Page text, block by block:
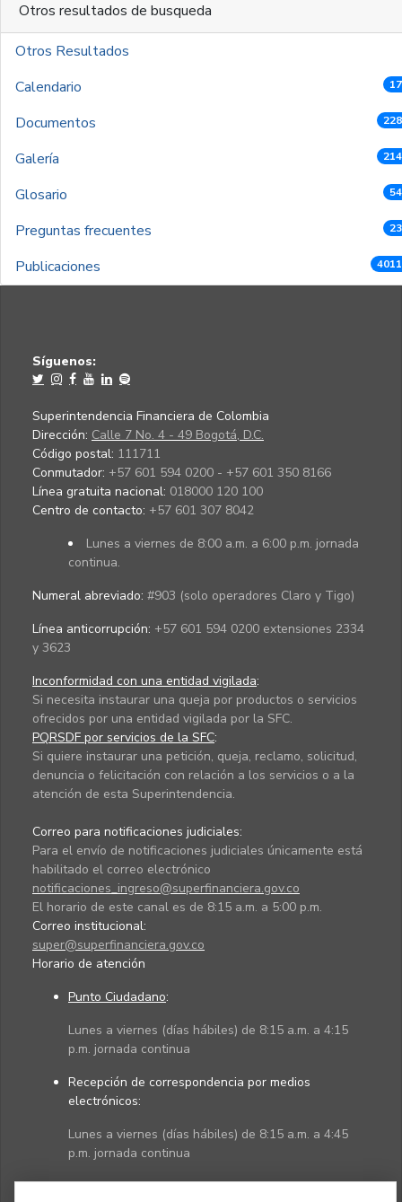
Otros resultados de busqueda
Otros Resultados
Calendario
Documentos
Galería
Glosario
Preguntas frecuentes
Publicaciones
Síguenos:
Superintendencia Financiera de Colombia
Dirección: Calle 7 No. 4 - 49 Bogotá, D.C.
Código postal: 111711
Conmutador: +57 601 594 0200 - +57 601 350 8166
Línea gratuita nacional: 018000 120 100
Centro de contacto: +57 601 307 8042
Lunes a viernes de 8:00 a.m. a 6:00 p.m. jornada
continua.
Numeral abreviado: #903 (solo operadores Claro y Tigo)
Línea anticorrupción: +57 601 594 0200 extensiones 2334
y 3623
Inconformidad con una entidad vigilada:
Si necesita instaurar una queja por productos o servicios
ofrecidos por una entidad vigilada por la SFC.
PQRSDF por servicios de la SFC:
Si quiere instaurar una petición, queja, reclamo, solicitud,
denuncia o felicitación con relación a los servicios o a la
atención de esta Superintendencia.
Correo para notificaciones judiciales:
Para el envío de notificaciones judiciales únicamente está
habilitado el correo electrónico
notificaciones_ingreso@superfinanciera.gov.co
El horario de este canal es de 8:15 a.m. a 5:00 p.m.
Correo institucional:
super@superfinanciera.gov.co
Horario de atención
Punto Ciudadano:
Lunes a viernes (días hábiles) de 8:15 a.m. a 4:15
p.m. jornada continua
Recepción de correspondencia por medios
electrónicos:
Lunes a viernes (días hábiles) de 8:15 a.m. a 4:45
p.m. jornada continua